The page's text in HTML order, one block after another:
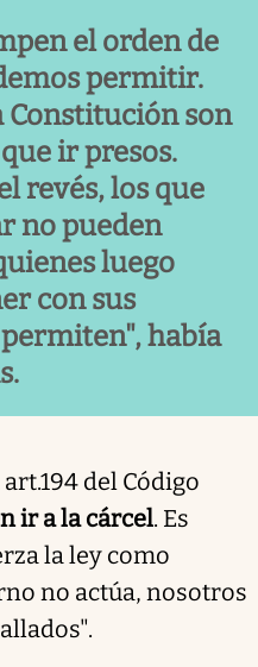
el orden de
permitir.
Constitución son
ir presos.
revés, los que
no pueden
luego
con sus
había
del Código
ir a la cárcel. Es
la ley como
no actúa, nosotros